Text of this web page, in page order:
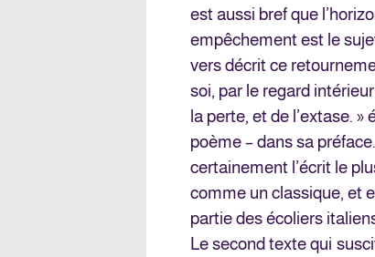
est aussi bref que
empêchement est le
vers décrit ce
soi, par le regard
la perte, et de l’extase.
poème – dans sa
certainement l’écrit le
comme un classique, et
partie des écoliers
Le second texte qui